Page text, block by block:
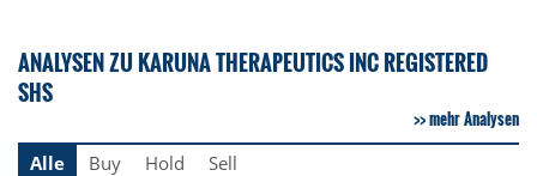
ANALYSEN ZU KARUNA THERAPEUTICS INC REGISTERED
SHS
mehr Analysen
Alle
Buy Hold Sell